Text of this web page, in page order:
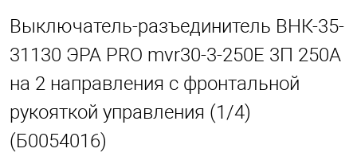
Выключатель-разъединитель ВНК-35-
31130 ЭРА PRO mvr30-3-250E 3П 250А
на 2 направления с фронтальной
рукояткой управления (1/4)
(Б0054016)